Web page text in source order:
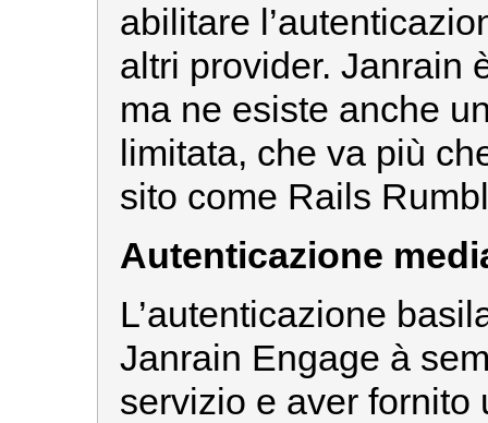
abilitare
altri provider. Janrain
ma ne esiste anche
limitata, che va più
sito come Rails
Autenticazione
L’autenticazione
Janrain Engage à
servizio e aver fornito